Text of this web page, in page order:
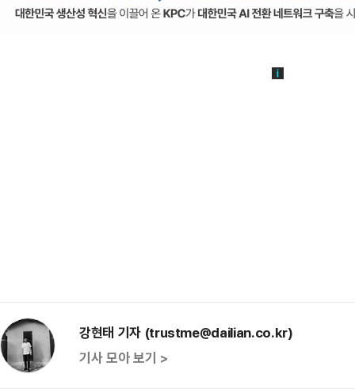
강현태 기자 (trustme@dailian.co.kr)
기사 모아 보기 >